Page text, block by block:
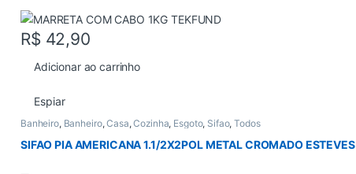
R$ 42,90
Adicionar ao carrinho
Espiar
Banheiro, Banheiro,Casa,Cozinha, Esgoto, Sifao,Todos
SIFAO PIA AMERICANA 1.1/2X2POL METAL CROMADO ESTEVES